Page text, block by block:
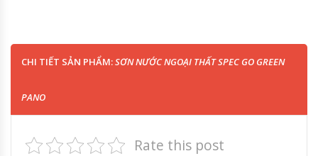
CHI TIẾT SẢN PHẨM:SƠN NƯỚC NGOẠI THẤT SPEC GO GREEN
PANO
Rate this post